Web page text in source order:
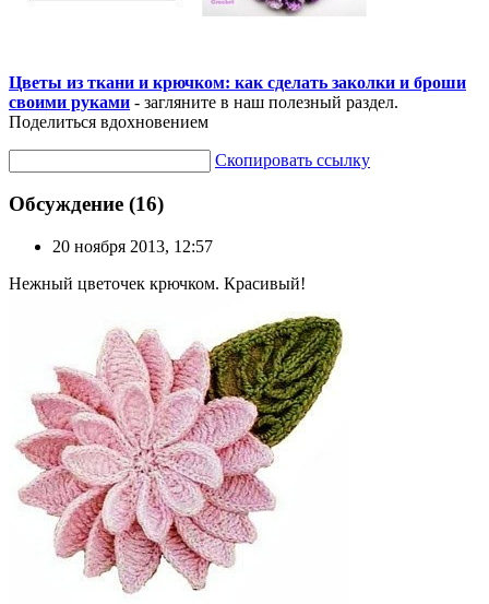
Цветы из ткани и крючком: как сделать заколки и броши
своими руками - загляните в наш полезный раздел.
Поделиться вдохновением
Скопировать ссылку
Обсуждение (16)
20 ноября 2013, 12:57
Нежный цветочек крючком. Красивый!